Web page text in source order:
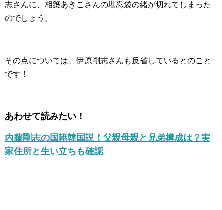
志さんに、相築あきこさんの堪忍袋の緒が切れてしまった
のでしょう。
その点については、伊原剛志さんも反省しているとのこと
です！
あわせて読みたい！
内藤剛志の国籍韓国説！父親母親と兄弟構成は？実
家住所と生い立ちも確認